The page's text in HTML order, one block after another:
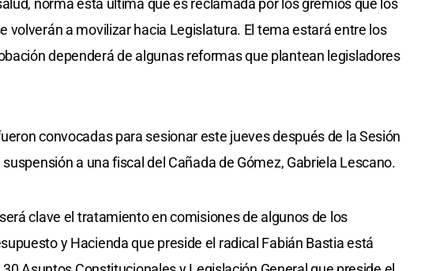
norma ésta última que es reclamada por los gremios que los
volverán a movilizar hacia Legislatura. El tema estará entre los
dependerá de algunas reformas que plantean legisladores
convocadas para sesionar este jueves después de la Sesión
a una fiscal del Cañada de Gómez, Gabriela Lescano.
clave el tratamiento en comisiones de algunos de los
y Hacienda que preside el radical Fabián Bastia está